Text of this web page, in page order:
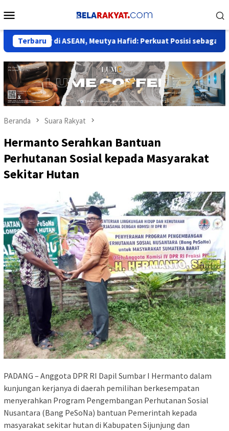
ke
Mobile
Terbaru
di ASEAN, Meutya Hafid: Perkuat Posisi sebagai Pusat AI
Beranda Suara Rakyat
Hermanto Serahkan Bantuan
Perhutanan Sosial kepada Masyarakat
Sekitar Hutan
PADANG – Anggota DPR RI Dapil Sumbar I Hermanto dalam
kunjungan kerjanya di daerah pemilihan berkesempatan
menyerahkan Program Pengembangan Perhutanan Sosial
Nusantara (Bang PeSoNa) bantuan Pemerintah kepada
masyarakat sekitar hutan di Kabupaten Sijunjung dan